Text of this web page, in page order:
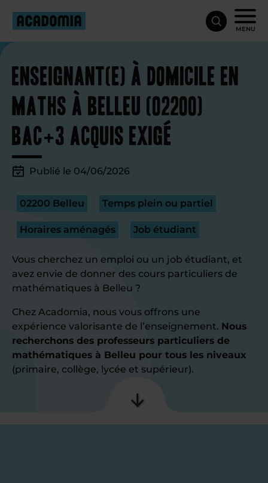
MENU
Enseignant(e) à domicile en
maths à Belleu (02200)
Bac+3 acquis exigé
Publié le 04/06/2026
02200 Belleu Temps plein ou partiel
Horaires aménagés Job étudiant
Vous cherchez un emploi ou un job étudiant, et
avez envie de donner des cours particuliers de
mathématiques à Belleu ?
Chez Acadomia, nous vous offrons une
expérience valorisante de l’enseignement. Nous
recherchons des professeurs particuliers de
mathématiques à Belleu pour tous les niveaux
(primaire, collège, lycée et supérieur).